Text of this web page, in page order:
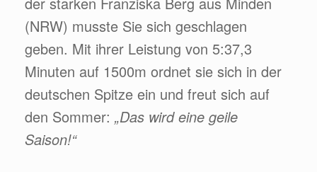
(NRW) musste Sie sich geschlagen
geben. Mit ihrer Leistung von 5:37,3
Minuten auf 1500m ordnet sie sich in der
deutschen Spitze ein und freut sich auf
den Sommer: „Das wird eine geile
Saison!“